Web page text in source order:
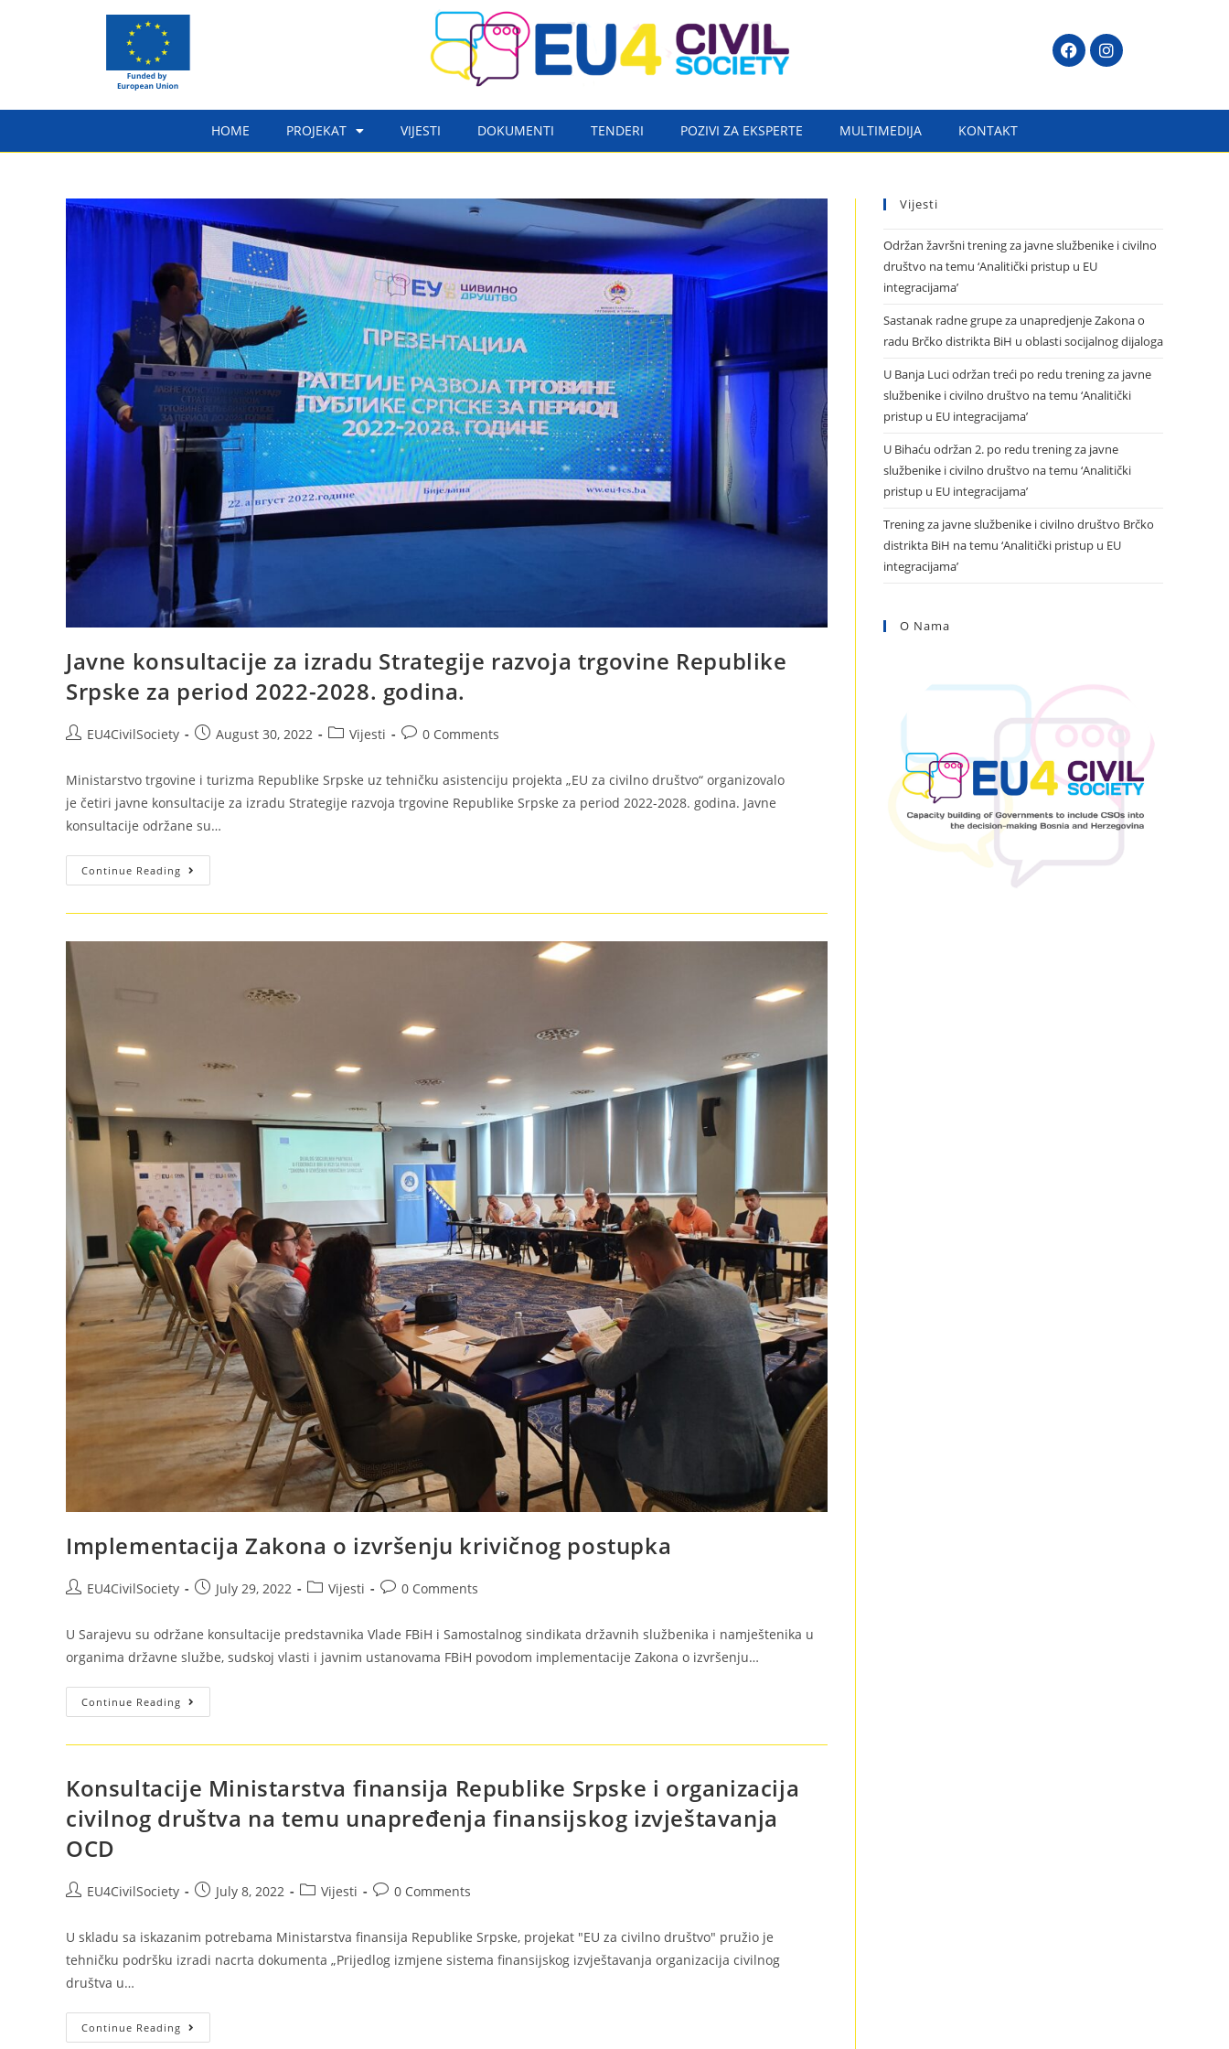
HOME PROJEKAT VIJESTI DOKUMENTI TENDERI POZIVI ZA EKSPERTE MULTIMEDIJA KONTAKT
Javne konsultacije za izradu Strategije razvoja trgovine Republike
Srpske za period 2022-2028. godina.
EU4CivilSociety August 30, 2022 Vijesti 0 Comments
Ministarstvo trgovine i turizma Republike Srpske uz tehničku asistenciju projekta „EU za civilno društvo“ organizovalo
je četiri javne konsultacije za izradu Strategije razvoja trgovine Republike Srpske za period 2022-2028. godina. Javne
konsultacije održane su…
Continue Reading
Implementacija Zakona o izvršenju krivičnog postupka
EU4CivilSociety July 29, 2022 Vijesti 0 Comments
U Sarajevu su održane konsultacije predstavnika Vlade FBiH i Samostalnog sindikata državnih službenika i namještenika u
organima državne službe, sudskoj vlasti i javnim ustanovama FBiH povodom implementacije Zakona o izvršenju…
Continue Reading
Konsultacije Ministarstva finansija Republike Srpske i organizacija
civilnog društva na temu unapređenja finansijskog izvještavanja
OCD
EU4CivilSociety July 8, 2022 Vijesti 0 Comments
U skladu sa iskazanim potrebama Ministarstva finansija Republike Srpske, projekat "EU za civilno društvo" pružio je
tehničku podršku izradi nacrta dokumenta „Prijedlog izmjene sistema finansijskog izvještavanja organizacija civilnog
društva u…
Continue Reading
Vijesti
Održan žavršni trening za javne službenike i civilno
društvo na temu ‘Analitički pristup u EU
integracijama’
Sastanak radne grupe za unapredjenje Zakona o
radu Brčko distrikta BiH u oblasti socijalnog dijaloga
U Banja Luci održan treći po redu trening za javne
službenike i civilno društvo na temu ‘Analitički
pristup u EU integracijama’
U Bihaću održan 2. po redu trening za javne
službenike i civilno društvo na temu ‘Analitički
pristup u EU integracijama’
Trening za javne službenike i civilno društvo Brčko
distrikta BiH na temu ‘Analitički pristup u EU
integracijama’
O Nama